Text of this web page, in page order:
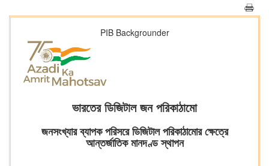
PIB Backgrounder
ভারতের ডিজিটাল জন পরিকাঠামো
জনসংখ্যার ব্যাপক পরিসরে ডিজিটাল পরিকাঠামোর ক্ষেত্রে
আন্তর্জাতিক মানদণ্ড স্থাপন